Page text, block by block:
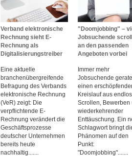
Verband elektronische
Rechnung sieht E-
Rechnung als
Digitalisierungstreiber
Eine aktuelle
branchenübergreifende
Befragung des Verbands
elektronische Rechnung
(VeR) zeigt: Die
verpflichtende E-
Rechnung verändert die
Geschäftsprozesse
deutscher Unternehmen
bereits heute
nachhaltig.......
"Doomjobbing" –
Jobsuchende
an den passenden
Angeboten vorbei
Immer mehr
Jobsuchende
einen
Kreislauf aus
Scrollen, Bewerben
wiederkehrender
Enttäuschung. Ein
Schlagwort bringt
Phänomen auf den
Punkt:
"Doomjobbing".......